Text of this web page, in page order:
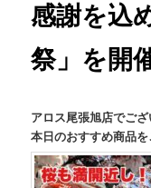
感謝を込
祭」を開
アロス尾張旭店でござ
本日のおすすめ商品を